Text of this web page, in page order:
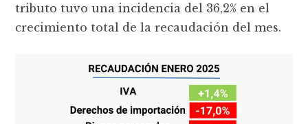
tributo tuvo una incidencia del 36,2% en el
crecimiento total de la recaudación del mes.